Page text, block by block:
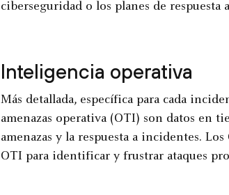
ciberseguridad o los planes de respuesta
Inteligencia operativa
Más detallada, específica para cada
amenazas operativa (OTI) son datos en
amenazas y la respuesta a incidentes.
OTI para identificar y frustrar ataques